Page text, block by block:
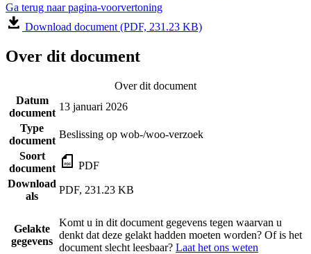
Ga terug naar pagina-voorvertoning
Download document (PDF, 231.23 KB)
Over dit document
Over dit document
Datum
document
13 januari 2026
Type
document
Beslissing op wob-/woo-verzoek
Soort
document
PDF
Download
als
PDF, 231.23 KB
Gelakte
gegevens
Komt u in dit document gegevens tegen waarvan u
denkt dat deze gelakt hadden moeten worden? Of is het
document slecht leesbaar? Laat het ons weten